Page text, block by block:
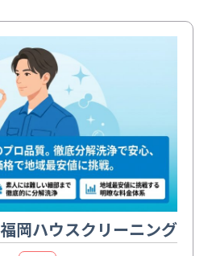
福岡ハウスクリーニング